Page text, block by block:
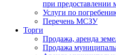
при предоставлении
Услуги по
Перечень МСЗУ
Торги
Продажа, аренда
Продажа